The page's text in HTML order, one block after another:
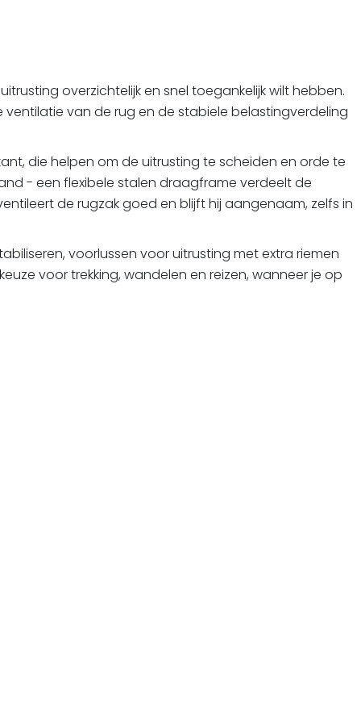
overzichtelijk en snel toegankelijk wilt hebben.
van de rug en de stabiele belastingverdeling
die helpen om de uitrusting te scheiden en orde te
- een flexibele stalen draagframe verdeelt de
de rugzak goed en blijft hij aangenaam, zelfs in
voorlussen voor uitrusting met extra riemen
voor trekking, wandelen en reizen, wanneer je op